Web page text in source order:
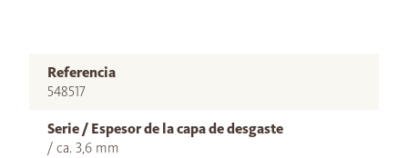
Referencia
548517
Serie / Espesor de la capa de desgaste
/ ca. 3,6 mm